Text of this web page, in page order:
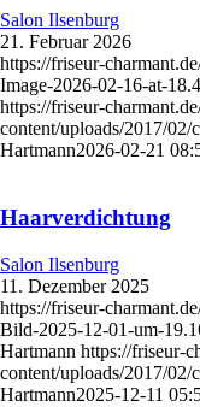
Salon Ilsenburg
21. Februar 2026
https://friseur-
Image-2026-02-16-at-
https://friseur-
content/uploads/2017/
Hartmann2026-02-21
Haarverdichtung
Salon Ilsenburg
11. Dezember 2025
https://friseur-
Bild-2025-12-01-um-
Hartmann https://friseur-
content/uploads/2017/
Hartmann2025-12-11